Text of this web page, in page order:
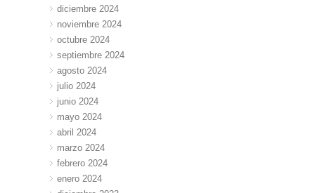
diciembre 2024
noviembre 2024
octubre 2024
septiembre 2024
agosto 2024
julio 2024
junio 2024
mayo 2024
abril 2024
marzo 2024
febrero 2024
enero 2024